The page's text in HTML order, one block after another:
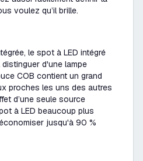
voulez qu’il brille.
le spot à LED intégré
d'une lampe
COB contient un grand
proches les uns des autres
d’une seule source
à LED beaucoup plus
jusqu'à 90 %